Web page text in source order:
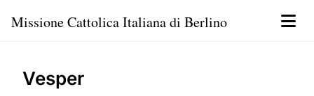
Missione Cattolica Italiana di Berlino
Vesper